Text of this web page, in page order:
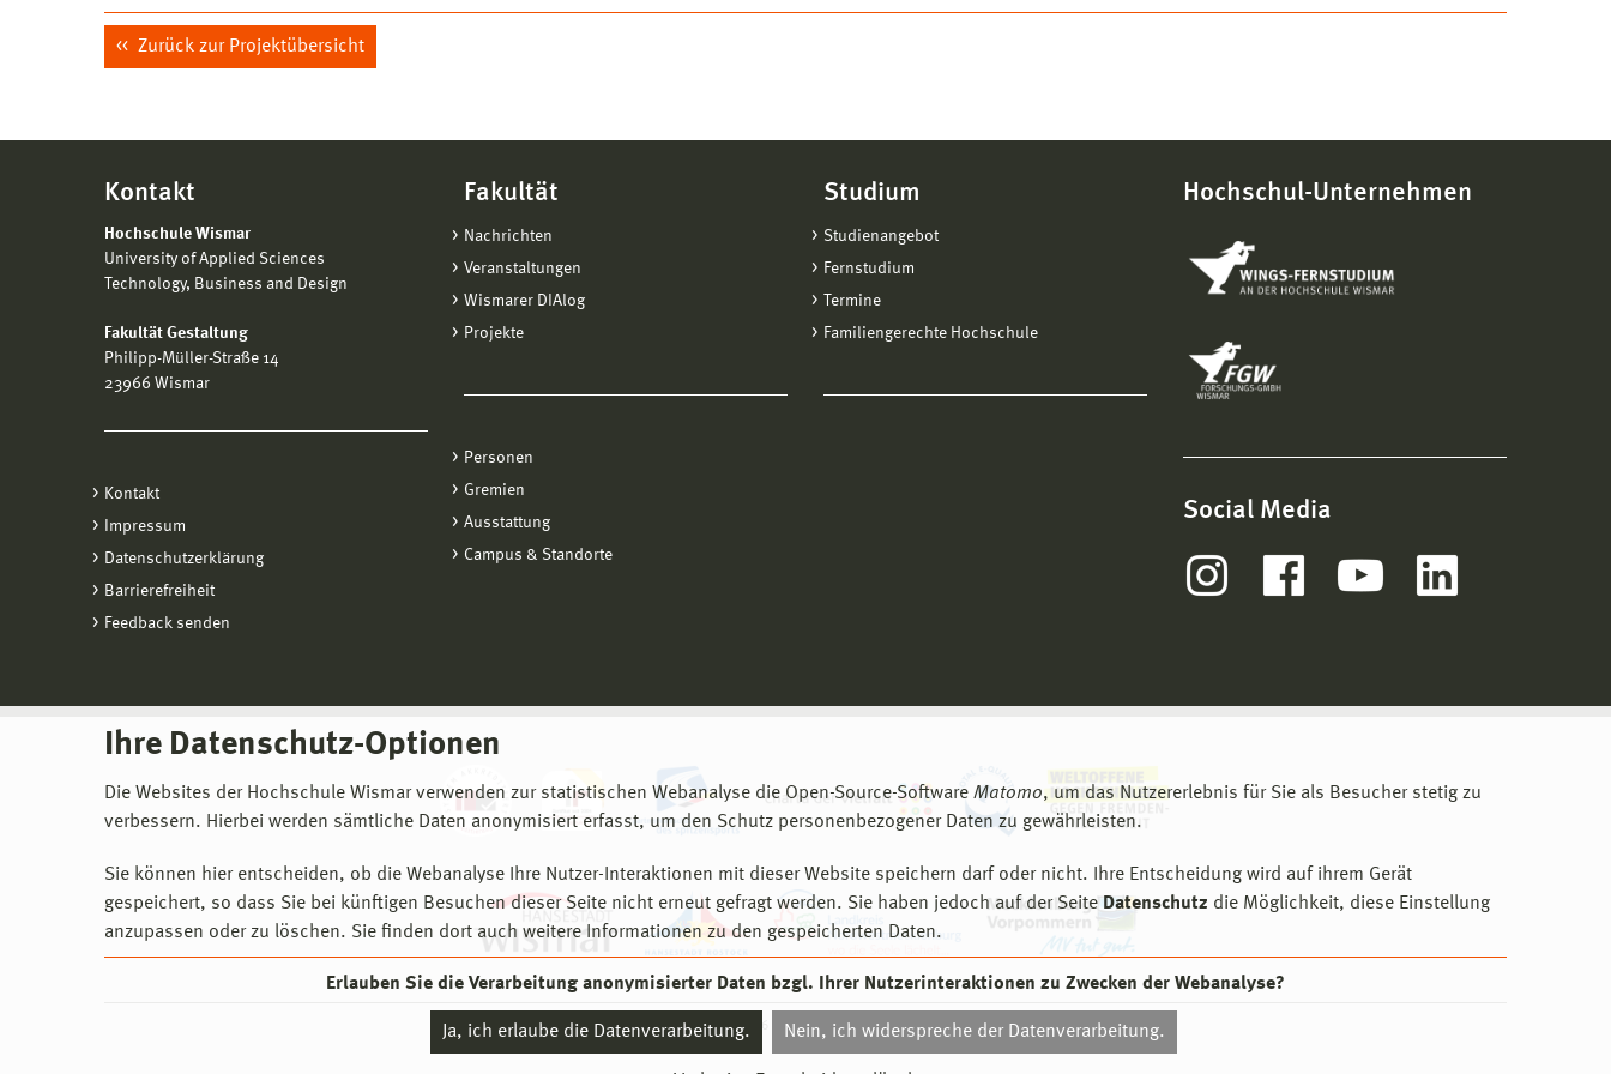
Ihre Datenschutz-Optionen
Die Websites der Hochschule Wismar verwenden zur statistischen Webanalyse die Open-Source-Software Matomo, um das Nutzererlebnis für Sie als Besucher stetig zu
verbessern. Hierbei werden sämtliche Daten anonymisiert erfasst, um den Schutz personenbezogener Daten zu gewährleisten.
Sie können hier entscheiden, ob die Webanalyse Ihre Nutzer-Interaktionen mit dieser Website speichern darf oder nicht. Ihre Entscheidung wird auf ihrem Gerät
gespeichert, so dass Sie bei künftigen Besuchen dieser Seite nicht erneut gefragt werden. Sie haben jedoch auf der Seite Datenschutz die Möglichkeit, diese Einstellung
anzupassen oder zu löschen. Sie finden dort auch weitere Informationen zu den gespeicherten Daten.
Erlauben Sie die Verarbeitung anonymisierter Daten bzgl. Ihrer Nutzerinteraktionen zu Zwecken der Webanalyse?
Ja, ich erlaube die Datenverarbeitung. Nein, ich widerspreche der Datenverarbeitung.
Zurück zur Projektübersicht
Kontakt
Hochschule Wismar
University of Applied Sciences
Technology, Business and Design
Fakultät Gestaltung
Philipp-Müller-Straße 14
23966 Wismar
Kontakt
Impressum
Datenschutzerklärung
Barrierefreiheit
Feedback senden
Fakultät
Nachrichten
Veranstaltungen
Wismarer DIAlog
Projekte
Personen
Gremien
Ausstattung
Campus & Standorte
Studium
Studienangebot
Fernstudium
Termine
Familiengerechte Hochschule
Hochschul-Unternehmen
Social Media
© 2026 Hochschule Wismar